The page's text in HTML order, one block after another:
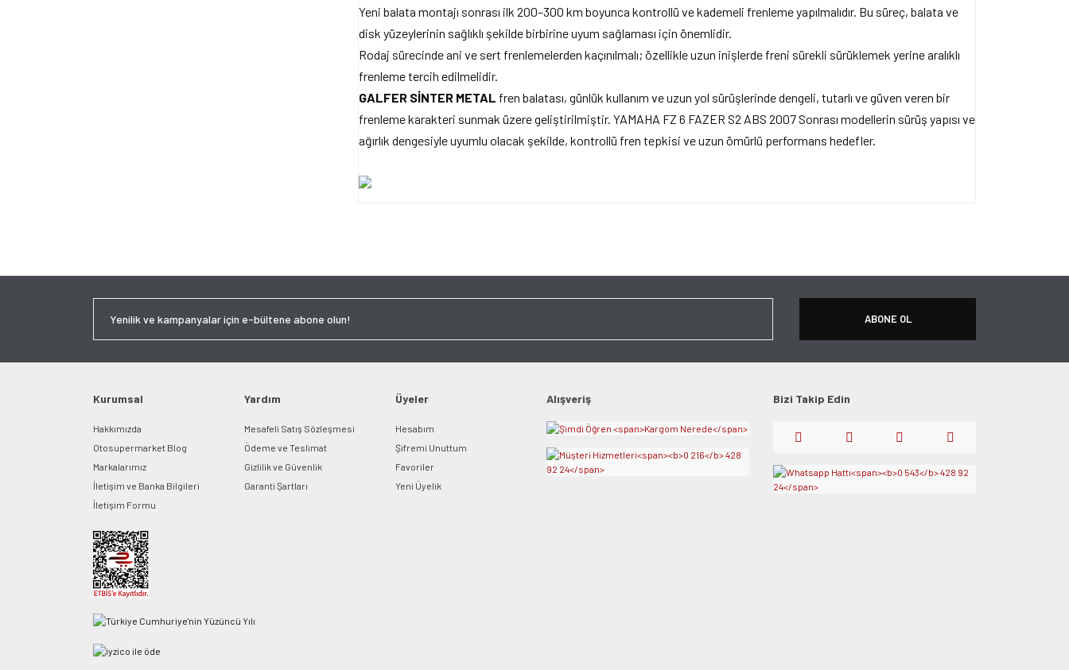
Yeni balata montajı sonrası ilk 200–300 km boyunca kontrollü ve kademeli frenleme yapılmalıdır. Bu süreç, balata ve
disk yüzeylerinin sağlıklı şekilde birbirine uyum sağlaması için önemlidir.
Rodaj sürecinde ani ve sert frenlemelerden kaçınılmalı; özellikle uzun inişlerde freni sürekli sürüklemek yerine aralıklı
frenleme tercih edilmelidir.
GALFER SİNTER METAL fren balatası, günlük kullanım ve uzun yol sürüşlerinde dengeli, tutarlı ve güven veren bir
frenleme karakteri sunmak üzere geliştirilmiştir. YAMAHA FZ 6 FAZER S2 ABS 2007 Sonrası modellerin sürüş yapısı ve
ağırlık dengesiyle uyumlu olacak şekilde, kontrollü fren tepkisi ve uzun ömürlü performans hedefler.
ABONE OL
Kurumsal
Hakkımızda
Otosupermarket Blog
Markalarımız
İletişim ve Banka Bilgileri
İletişim Formu
Yardım
Mesafeli Satış Sözleşmesi
Ödeme ve Teslimat
Gizlilik ve Güvenlik
Garanti Şartları
Üyeler
Hesabım
Şifremi Unuttum
Favoriler
Yeni Üyelik
Alışveriş Bizi Takip Edin